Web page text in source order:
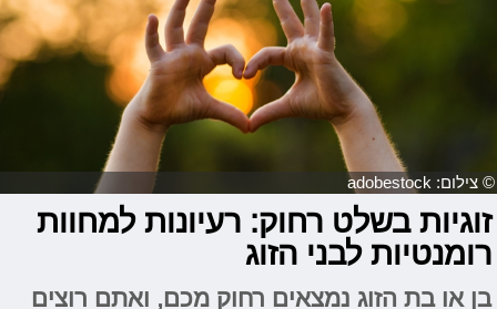
© צילום: adobestock
זוגיות בשלט רחוק: רעיונות למחוות
רומנטיות לבני הזוג
בן או בת הזוג נמצאים רחוק מכם, ואתם רוצים